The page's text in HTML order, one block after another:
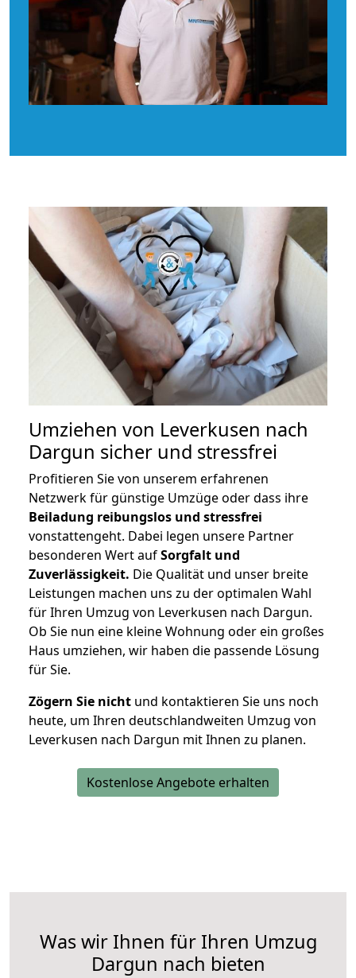
Umziehen von Leverkusen nach
Dargun sicher und stressfrei
Profitieren Sie von unserem erfahrenen
Netzwerk für günstige Umzüge oder dass ihre
Beiladung reibungslos und stressfrei
vonstattengeht. Dabei legen unsere Partner
besonderen Wert aufSorgfalt und
Zuverlässigkeit. Die Qualität und unser breite
Leistungen machen uns zu der optimalen Wahl
für Ihren Umzug von Leverkusen nach Dargun.
Ob Sie nun eine kleine Wohnung oder ein großes
Haus umziehen, wir haben die passende Lösung
für Sie.
Zögern Sie nicht und kontaktieren Sie uns noch
heute, um Ihren deutschlandweiten Umzug von
Leverkusen nach Dargun mit Ihnen zu planen.
Kostenlose Angebote erhalten
Was wir Ihnen für Ihren Umzug
Dargun nach bieten